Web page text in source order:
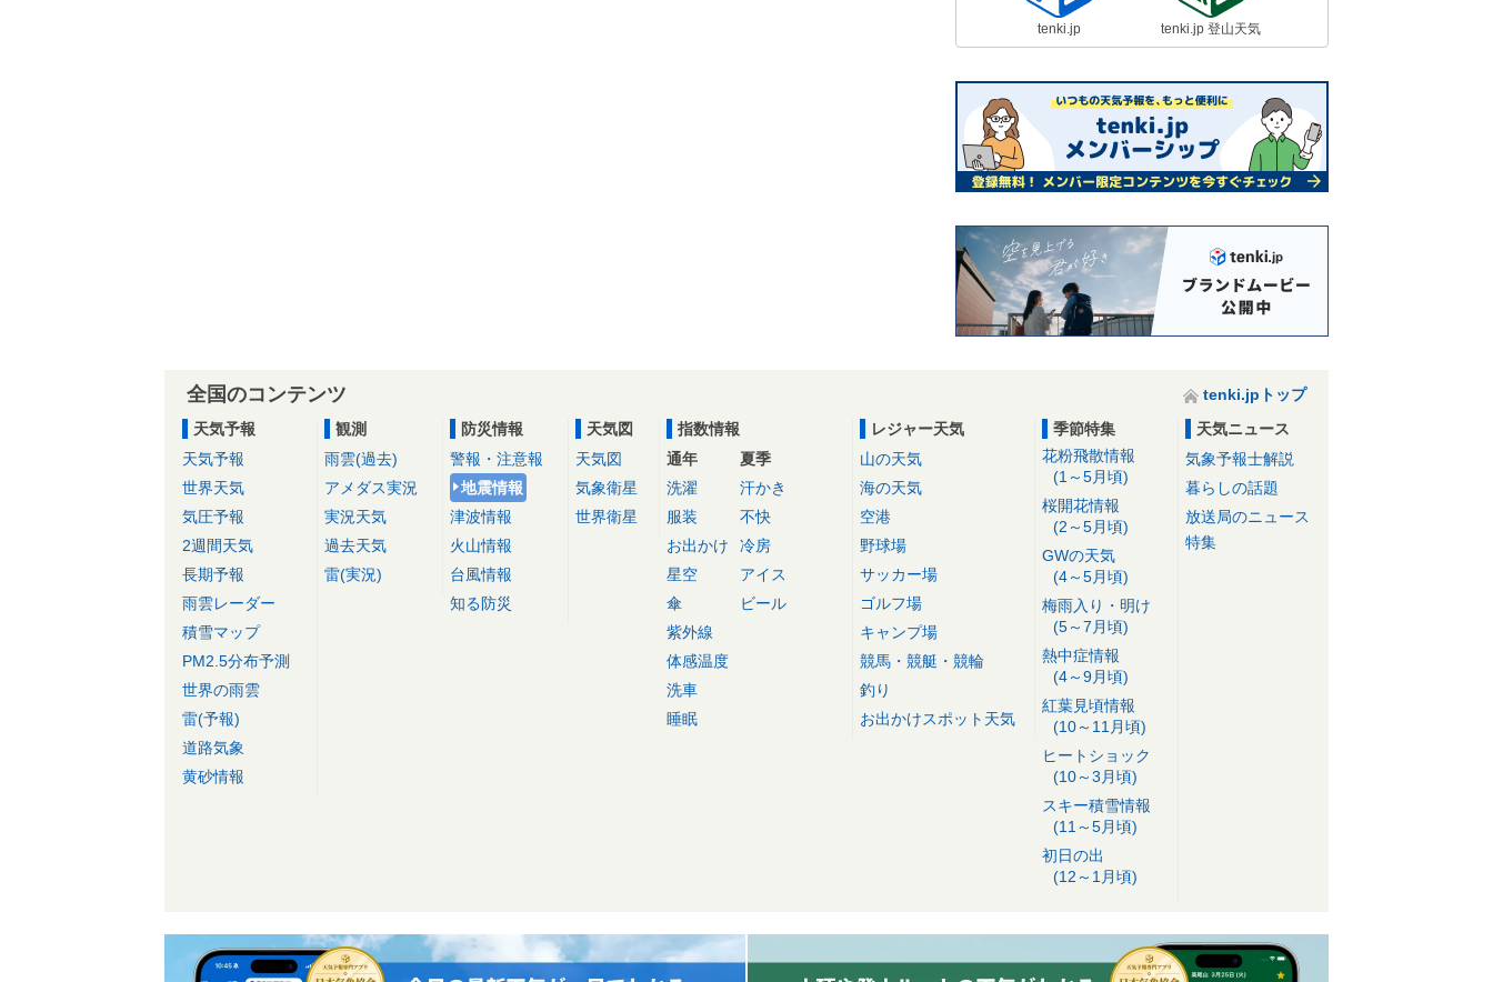
tenki.jp tenki.jp 登山天気
全国のコンテンツ
tenki.jpトップ
天気予報
天気予報
世界天気
気圧予報
2週間天気
長期予報
雨雲レーダー
積雪マップ
PM2.5分布予測
世界の雨雲
雷(予報)
道路気象
黄砂情報
観測
雨雲(過去)
アメダス実況
実況天気
過去天気
雷(実況)
防災情報
警報・注意報
地震情報
津波情報
火山情報
台風情報
知る防災
天気図
天気図
気象衛星
世界衛星
指数情報
通年
洗濯
服装
お出かけ
星空
傘
紫外線
体感温度
洗車
睡眠
夏季
汗かき
不快
冷房
アイス
ビール
レジャー天気
山の天気
海の天気
空港
野球場
サッカー場
ゴルフ場
キャンプ場
競馬・競艇・競輪
釣り
お出かけスポット天気
季節特集
花粉飛散情報
(1～5月頃)
桜開花情報
(2～5月頃)
GWの天気
(4～5月頃)
梅雨入り・明け
(5～7月頃)
熱中症情報
(4～9月頃)
紅葉見頃情報
(10～11月頃)
ヒートショック
(10～3月頃)
スキー積雪情報
(11～5月頃)
初日の出
(12～1月頃)
天気ニュース
気象予報士解説
暮らしの話題
放送局のニュース
特集